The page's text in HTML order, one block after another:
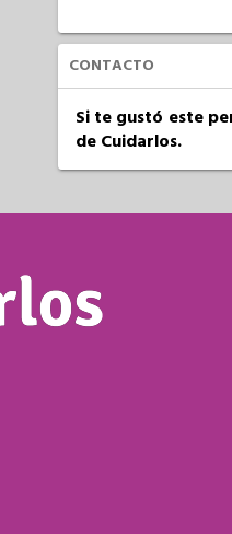
CONTACTO
Si te gustó este
de Cuidarlos.